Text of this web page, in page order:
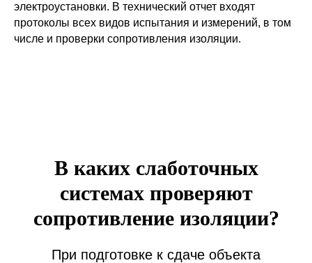
электроустановки. В технический отчет входят
протоколы всех видов испытания и измерений, в том
числе и проверки сопротивления изоляции.
В каких слаботочных
системах проверяют
сопротивление изоляции?
При подготовке к сдаче объекта